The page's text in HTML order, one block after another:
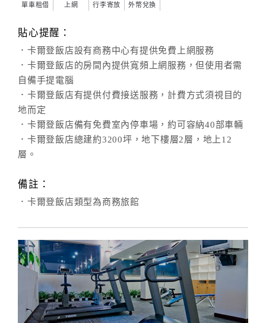
單車租借 上網 行李寄放 外幣兌換
貼心提醒：
．卡爾登飯店設有商務中心有提供免費上網服務
．卡爾登飯店的房間內提供寬頻上網服務，但使用者需
自備手提電腦
．卡爾登飯店有提供付費接送服務，計費方式須視目的
地而定
．卡爾登飯店備有免費室內停車場，約可容納40部車輛
．卡爾登飯店總建約3200坪，地下樓層2層，地上12
層。
備註：
．卡爾登飯店類型為商務旅館